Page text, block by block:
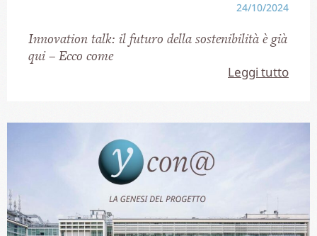
24/10/2024
Innovation talk: il futuro della sostenibilità è già
qui – Ecco come
Leggi tutto